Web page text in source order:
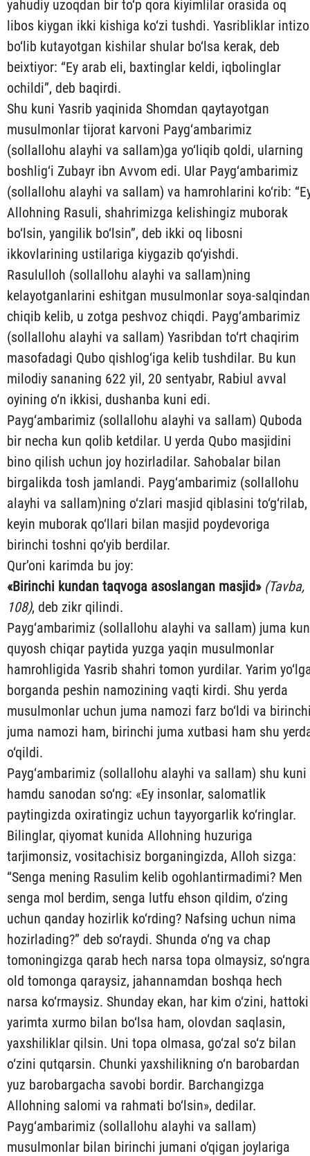
yahudiy uzoqdan bir to‘p qora kiyimlilar orasida oq
libos kiygan ikki kishiga ko‘zi tushdi. Yasribliklar
bo‘lib kutayotgan kishilar shu­lar bo‘lsa kerak, deb
beixtiyor: “Ey arab eli, baxtinglar keldi, iq­bolinglar
ochildi”, deb baqirdi.
Shu kuni Yasrib yaqinida Shomdan qaytayotgan
musulmonlar ti­jorat karvoni Payg‘ambarimiz
(sollallohu alayhi va sallam)ga yo‘liqib qoldi, ularning
boshlig‘i Zubayr ibn Avvom edi. Ular Payg‘ambarimiz
(sollallohu alayhi va sallam) va hamrohlarini ko‘rib:
Allohning Rasuli, shahrimizga kelishingiz muborak
bo‘lsin, yangilik bo‘lsin”, deb ikki oq libosni
ikkovlarining us­tilariga kiygazib qo‘yishdi.
Rasululloh (sollallohu alayhi va sallam)ning
kelayotganla­rini eshitgan musulmonlar soya-salqindan
chiqib kelib, u zotga peshvoz chiqdi. Payg‘ambarimiz
(sollallohu alayhi va sallam) Yasribdan to‘rt chaqirim
masofadagi Qubo qishlog‘iga kelib tushdilar. Bu kun
milodiy sananing 622 yil, 20 sentyabr, Rabiul avval
oyining o‘n ikkisi, dushanba kuni edi.
Payg‘ambarimiz (sollallohu alayhi va sallam) Quboda
bir ne­cha kun qolib ketdilar. U yerda Qubo masjidini
bino qilish uchun joy hozirladilar. Sahobalar bilan
birgalikda tosh jamlan­di. Payg‘ambarimiz (sollallohu
alayhi va sallam)ning o‘zlari masjid qib­lasini to‘g‘rilab,
keyin muborak qo‘llari bilan mas­jid poydevoriga
birinchi toshni qo‘yib berdilar.
Qur’oni karimda bu joy:
«Birinchi kundan taqvoga asoslangan masjid» (Tavba,
108), deb zikr qilindi.
Payg‘ambarimiz (sollallohu alayhi va sallam) juma
qu­yosh chiqar paytida yuzga yaqin musulmonlar
hamrohligida Yasrib shahri tomon yurdilar. Yarim
borganda peshin namozining vaqti kirdi. Shu yerda
musulmonlar uchun juma namozi farz bo‘l­di va
juma namozi ham, birinchi juma xutbasi ham shu
o‘qildi.
Payg‘ambarimiz (sollallohu alayhi va sallam) shu kuni
ham­du sanodan so‘ng: «Ey insonlar, salomatlik
paytingizda oxira­ti­ngiz uchun tay­yorgarlik ko‘ringlar.
Bilinglar, qiyomat kunida Alloh­ning huzuriga
tarjimonsiz, vositachisiz borganingizda, Alloh sizga:
“Senga mening Rasulim kelib ogohlantirmadimi? Men
senga mol berdim, senga lutfu ehson qildim, o‘zing
uchun qan­day hozirlik ko‘rding? Nafsing uchun nima
hozirlading?” deb so‘raydi. Shunda o‘ng va chap
tomoningizga qarab hech narsa topa ol­maysiz, so‘ngra
old tomonga qaraysiz, jahannamdan boshqa hech
narsa ko‘rmaysiz. Shunday ekan, har kim o‘zini, hattoki
yarimta xurmo bilan bo‘lsa ham, olovdan saqlasin,
yaxshiliklar qilsin. Uni topa olmasa, go‘zal so‘z bilan
o‘zini qutqarsin. Chunki yaxshi­lik­ning o‘n barobardan
yuz barobargacha savobi bordir. Barchan­gizga
Allohning salomi va rahmati bo‘lsin», dedilar.
Payg‘ambarimiz (sollallohu alayhi va sallam)
musulmonlar bilan birinchi jumani o‘qigan joylariga